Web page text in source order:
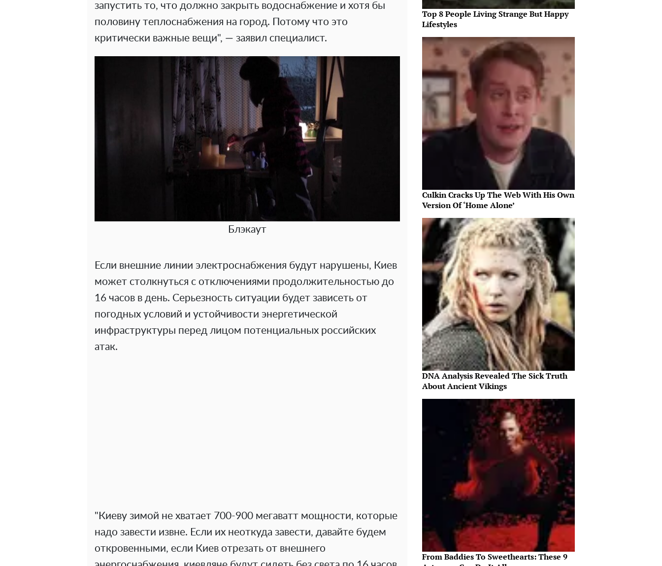
запустить то, что должно закрыть водоснабжение и хотя бы
половину теплоснабжения на город. Потому что это
критически важные вещи", — заявил специалист.
Блэкаут
Если внешние линии электроснабжения будут нарушены, Киев
может столкнуться с отключениями продолжительностью до
16 часов в день. Серьезность ситуации будет зависеть от
погодных условий и устойчивости энергетической
инфраструктуры перед лицом потенциальных российских
атак.
"Киеву зимой не хватает 700-900 мегаватт мощности, которые
надо завести извне. Если их неоткуда завести, давайте будем
откровенными, если Киев отрезать от внешнего
Top 8 People Living Strange But Happy
Lifestyles
Culkin Cracks Up The Web With His Own
Version Of ‘Home Alone’
DNA Analysis Revealed The Sick Truth
About Ancient Vikings
From Baddies To Sweethearts: These 9